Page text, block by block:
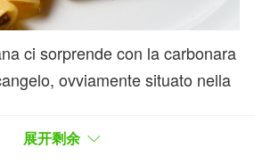
ci sorprende con la carbonara
ovviamente situato nella
severe regole scientifiche:
展开剩余